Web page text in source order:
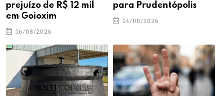
prejuízo de R$ 12 mil
em Goioxim
06/08/2026
para Prudentópolis
04/08/2026